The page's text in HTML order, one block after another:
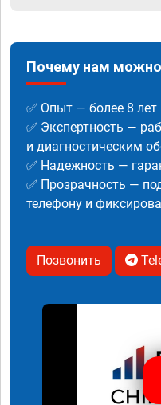
Почему нам
✅ Опыт — более 8
✅ Экспертность —
и диагностическим
✅ Надежность —
✅ Прозрачность —
телефону и
Позвонить